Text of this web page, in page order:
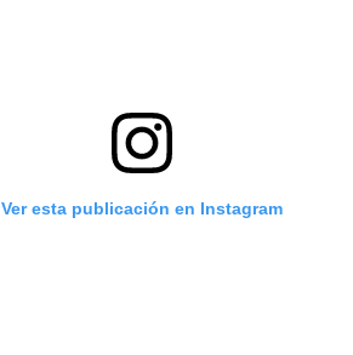
Ver esta publicación en Instagram